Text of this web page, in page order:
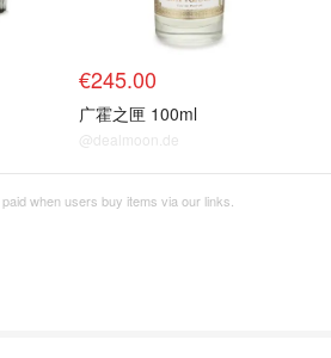
€245.00
广霍之匣 100ml
@dealmoon.de
when users buy items via our links.